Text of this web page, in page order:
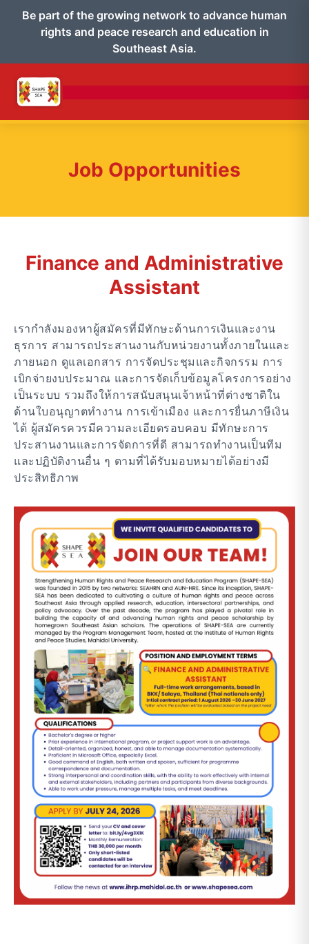
Be part of the growing network to advance human
rights and peace research and education in
Southeast Asia.
Job Opportunities
Finance and Administrative
Assistant
เรากำลังมองหาผู้สมัครที่มีทักษะด้านการเงินและงาน
ธุรการ สามารถประสานงานกับหน่วยงานทั้งภายในและ
ภายนอก ดูแลเอกสาร การจัดประชุมและกิจกรรม การ
เบิกจ่ายงบประมาณ และการจัดเก็บข้อมูลโครงการอย่าง
เป็นระบบ รวมถึงให้การสนับสนุนเจ้าหน้าที่ต่างชาติใน
ด้านใบอนุญาตทำงาน การเข้าเมือง และการยื่นภาษีเงิน
ได้ ผู้สมัครควรมีความละเอียดรอบคอบ มีทักษะการ
ประสานงานและการจัดการที่ดี สามารถทำงานเป็นทีม
และปฏิบัติงานอื่น ๆ ตามที่ได้รับมอบหมายได้อย่างมี
ประสิทธิภาพ